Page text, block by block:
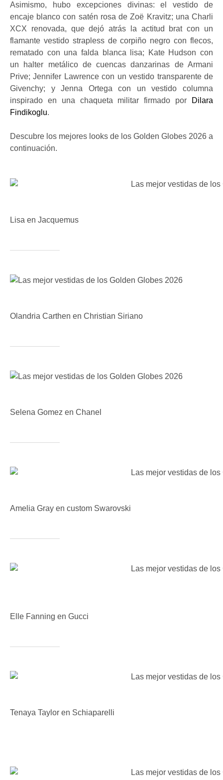
Asimismo, hubo excepciones divinas: el vestido de
encaje blanco con satén rosa de Zoë Kravitz; una Charli
XCX renovada, que dejó atrás la actitud brat con un
flamante vestido strapless de corpiño negro con flecos,
rematado con una falda blanca lisa; Kate Hudson con
un halter metálico de cuencas danzarinas de Armani
Prive; Jennifer Lawrence con un vestido transparente de
Givenchy; y Jenna Ortega con un vestido columna
inspirado en una chaqueta militar firmado por Dilara
Findikoglu.
Descubre los mejores looks de los Golden Globes 2026 a
continuación.
Lisa en Jacquemus
Olandria Carthen en Christian Siriano
Selena Gomez en Chanel
Amelia Gray en custom Swarovski
Elle Fanning en Gucci
Tenaya Taylor en Schiaparelli